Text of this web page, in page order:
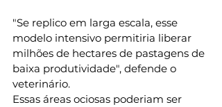
"Se replico em larga escala, esse
modelo intensivo permitiria liberar
milhões de hectares de pastagens de
baixa produtividade", defende o
veterinário.
Essas áreas ociosas poderiam ser